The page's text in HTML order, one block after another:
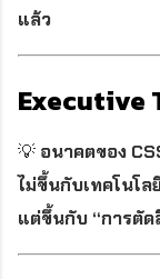
แล้ว
Executive
💡 อนาคตของ
ไม่ขึ้นกับเทคโนโล
แต่ขึ้นกับ “การตัด